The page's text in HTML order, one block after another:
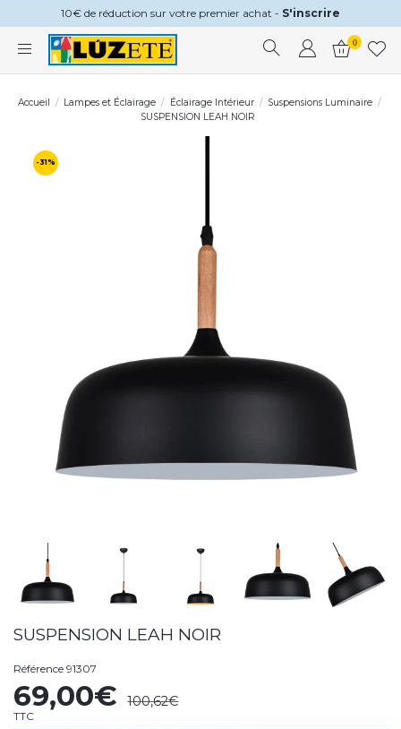
10€ de réduction sur votre premier achat - S'inscrire
0
Accueil Lampes et Éclairage Éclairage Intérieur
Suspensions Luminaire
SUSPENSION LEAH NOIR
-31%
SUSPENSION LEAH NOIR
Référence 91307
69,00€ 100,62€
TTC